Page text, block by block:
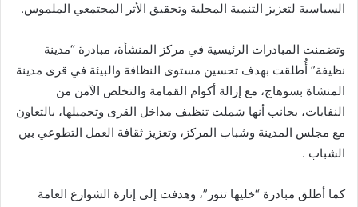
السياسية لتعزيز التنمية المحلية وتحقيق الأثر المجتمعي الملموس.
وتضمنت المبادرات الرئيسية في مركز المنشأة، مبادرة “مدينة
نظيفة” أُطلقت بهدف تحسين مستوى النظافة والبيئة في قرى مدينة
المنشاة بسوهاج، مع إزالة أكوام القمامة والتخلص الآمن من
النفايات، بجانب أنها شملت تنظيف مداخل القرى وتجميلها، بالتعاون
مع مجلس المدينة وشباب المركز، وتعزيز ثقافة العمل التطوعي بين
الشباب .
كما أطلق مبادرة “خليها تنور”، وهدفت إلى إنارة الشوارع العامة